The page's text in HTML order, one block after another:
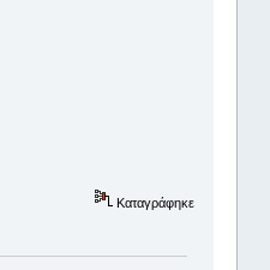
Καταγράφηκε